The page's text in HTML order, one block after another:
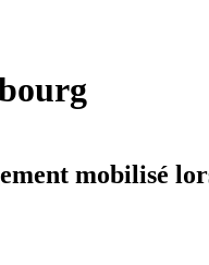
mobilisé